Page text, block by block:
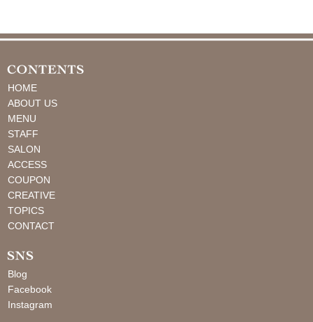
HOME
ABOUT US
MENU
STAFF
SALON
ACCESS
COUPON
CREATIVE
TOPICS
CONTACT
Blog
Facebook
Instagram